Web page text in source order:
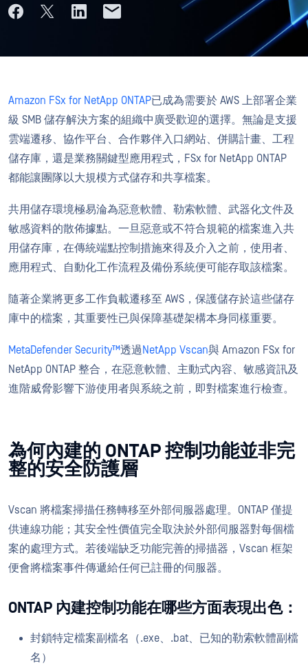
Amazon FSx for NetApp ONTAP已成為需要於 AWS 上部署企業
級 SMB 儲存解決方案的組織中廣受歡迎的選擇。無論是支援
雲端遷移、協作平台、合作夥伴入口網站、併購計畫、工程
儲存庫，還是業務關鍵型應用程式，FSx for NetApp ONTAP
都能讓團隊以大規模方式儲存和共享檔案。
共用儲存環境極易淪為惡意軟體、勒索軟體、武器化文件及
敏感資料的散佈據點。一旦惡意或不符合規範的檔案進入共
用儲存庫，在傳統端點控制措施來得及介入之前，使用者、
應用程式、自動化工作流程及備份系統便可能存取該檔案。
隨著企業將更多工作負載遷移至 AWS，保護儲存於這些儲存
庫中的檔案，其重要性已與保障基礎架構本身同樣重要。
MetaDefender Security™透過 NetApp Vscan與 Amazon FSx for
NetApp ONTAP 整合，在惡意軟體、主動式內容、敏感資訊及
進階威脅影響下游使用者與系統之前，即對檔案進行檢查。
為何內建的 ONTAP 控制功能並非完
整的安全防護層
Vscan 將檔案掃描任務轉移至外部伺服器處理。ONTAP 僅提
供連線功能；其安全性價值完全取決於外部伺服器對每個檔
案的處理方式。若後端缺乏功能完善的掃描器，Vscan 框架
便會將檔案事件傳遞給任何已註冊的伺服器。
ONTAP 內建控制功能在哪些方面表現出色：
封鎖特定檔案副檔名（.exe、.bat、已知的勒索軟體副檔
名）